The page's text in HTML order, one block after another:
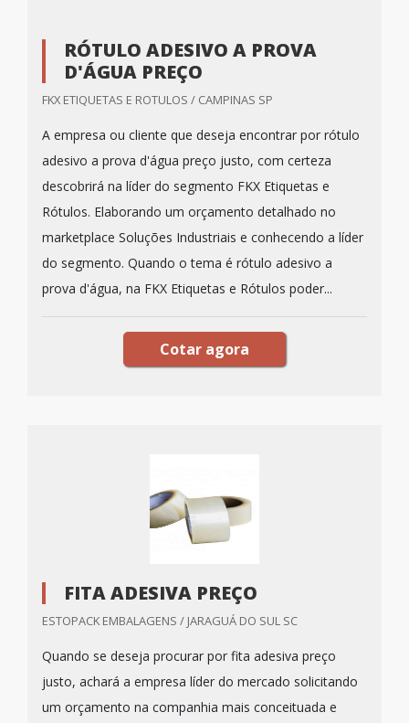
RÓTULO ADESIVO A PROVA
D'ÁGUA PREÇO
FKX ETIQUETAS E ROTULOS / CAMPINAS SP
A empresa ou cliente que deseja encontrar por rótulo
adesivo a prova d'água preço justo, com certeza
descobrirá na líder do segmento FKX Etiquetas e
Rótulos. Elaborando um orçamento detalhado no
marketplace Soluções Industriais e conhecendo a líder
do segmento. Quando o tema é rótulo adesivo a
prova d'água, na FKX Etiquetas e Rótulos poder...
Cotar agora
FITA ADESIVA PREÇO
ESTOPACK EMBALAGENS / JARAGUÁ DO SUL SC
Quando se deseja procurar por fita adesiva preço
justo, achará a empresa líder do mercado solicitando
um orçamento na companhia mais conceituada e